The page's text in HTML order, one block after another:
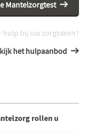
Mantelzorgtest
bij uw zorgtaken?
het hulpaanbod
rollen u